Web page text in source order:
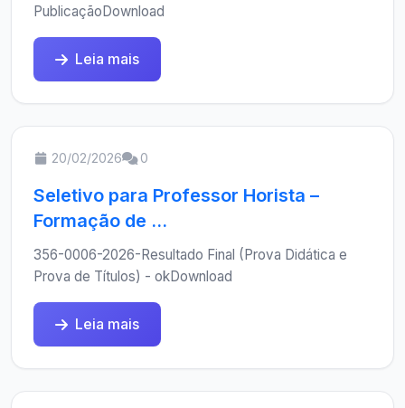
PublicaçãoDownload
Leia mais
20/02/2026 0
Seletivo para Professor Horista –
Formação de ...
356-0006-2026-Resultado Final (Prova Didática e
Prova de Títulos) - okDownload
Leia mais